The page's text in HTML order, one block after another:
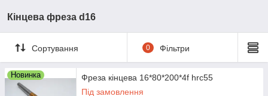
Кінцева фреза d16
Сортування 0 Фільтри
Новинка
Фреза кінцева 16*80*200*4f hrc55
Під замовлення